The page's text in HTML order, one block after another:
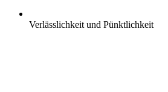
Verlässlichkeit und Pünktlichkeit